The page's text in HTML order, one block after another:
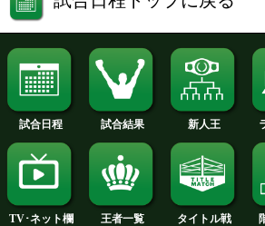
者ペレスの牙城を崩す構
なタイミングの右オーバ
拳四朗は冷静にジャブで
いに巻き込まれず試合を
してのリングは3年9ヶ月
今、爆発する。
WBA世界Sフェザー級暫